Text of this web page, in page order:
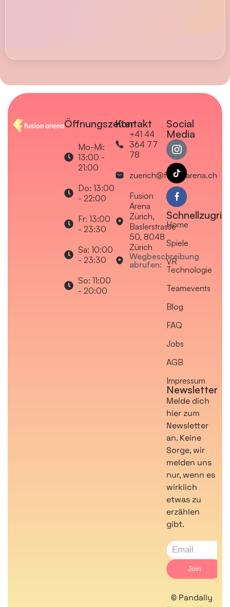
Öffnungszeiten
Mo-Mi:
13:00 -
21:00
Do: 13:00
- 22:00
Fr: 13:00
- 23:30
Sa: 10:00
- 23:30
So: 11:00
- 20:00
Kontakt
+41 44
364 77
78
zuerich@fusionarena.ch
Fusion
Arena
Zürich,
Baslerstrasse
50, 8048
Zürich
Wegbeschreibung
abrufen:
Social
Media
Home
Spiele
VR
Technologie
Teamevents
Blog
FAQ
Jobs
AGB
Impressum
Newsletter
Melde dich
hier zum
Newsletter
an. Keine
Sorge, wir
melden uns
nur, wenn es
wirklich
etwas zu
erzählen
gibt.
© Pandally